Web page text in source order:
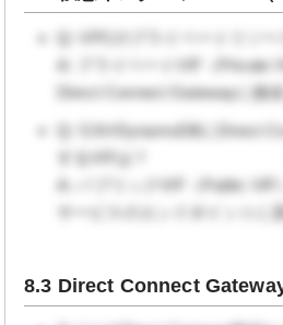
Q: VPCのプライベートリソ
A: プライベートVIF（Private
Direct Connect Gatewayに接続
Q: S3やDynamoDBにDirect
A: パブリックVIF（Public VIF
サービスのエンドポイントに
8.3 Direct Connect